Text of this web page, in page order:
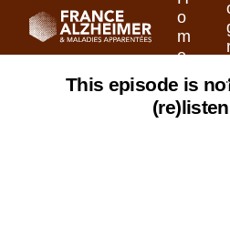
o
m
e
This episode is